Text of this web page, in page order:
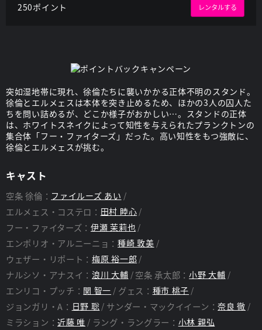
250ポイント レンタルする
突如湿地帯に現れ、徐倫たちに襲いかかる正体不明のスタンド。
徐倫とエルメェスは本体を突き止めるため、ほかの3人の囚人た
ちを問い詰めるが、どこか様子がおかしい…。スタンドの正体
は、ホワイトスネイクによって知性を与えられたプランクトンの
集合体「フー・ファイターズ」だった。高い知性をもつ強敵に、
徐倫とエルメェスが挑む。
キャスト
空条 徐倫： ファイルーズ あい
エルメェス・コステロ： 田村 睦心
フー・ファイターズ： 伊瀬 茉莉也
エンポリオ・アルニーニョ：種崎 敦美
ウェザー・リポート： 梅原 裕一郎
ナルシソ・アナスイ： 浪川 大輔 空条 承太郎：小野 大輔
エンリコ・プッチ： 関 智一 グェス： 種市 桃子
ジョンガリ・A： 日野 聡 サンダー・マックイイーン：奈良 徹
ミラション：近藤 唯 ラング・ラングラー： 小林 親弘